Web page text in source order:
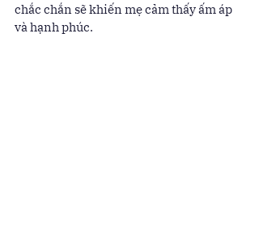
chắc chắn sẽ khiến mẹ cảm thấy ấm áp
và hạnh phúc.